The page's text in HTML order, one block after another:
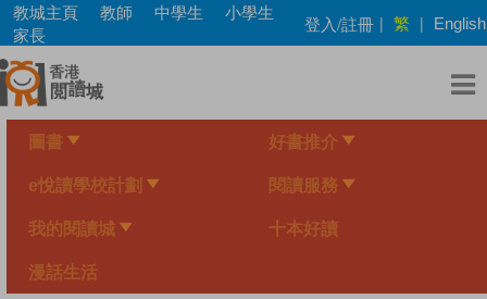
Skip
main
content
教城主頁 教師 中學生
小學生
家長
登入/註冊 | 繁 | English
圖書 好書推介
e悅讀學校計劃 閱讀服務
我的閱讀城 十本好讀
漫話生活